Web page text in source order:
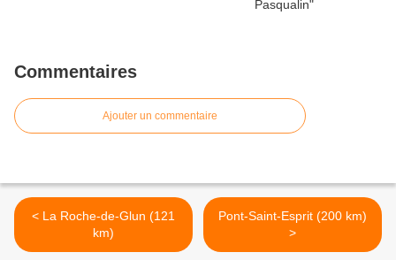
Commentaires
Ajouter un commentaire
< La Roche-de-Glun (121
km)
Pont-Saint-Esprit (200 km)
>